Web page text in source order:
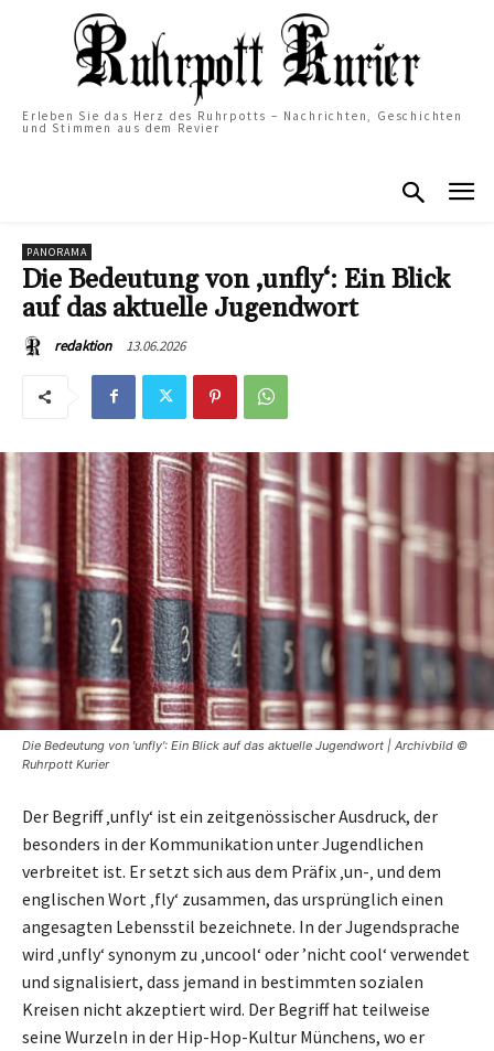
Erleben Sie das Herz des Ruhrpotts – Nachrichten, Geschichten
und Stimmen aus dem Revier
PANORAMA
Die Bedeutung von ‚unfly‘: Ein Blick
auf das aktuelle Jugendwort
redaktion 13.06.2026
Die Bedeutung von 'unfly': Ein Blick auf das aktuelle Jugendwort | Archivbild ©
Ruhrpott Kurier
Der Begriff ‚unfly‘ ist ein zeitgenössischer Ausdruck, der
besonders in der Kommunikation unter Jugendlichen
verbreitet ist. Er setzt sich aus dem Präfix ‚un-‚ und dem
englischen Wort ‚fly‘ zusammen, das ursprünglich einen
angesagten Lebensstil bezeichnete. In der Jugendsprache
wird ‚unfly‘ synonym zu ‚uncool‘ oder ’nicht cool‘ verwendet
und signalisiert, dass jemand in bestimmten sozialen
Kreisen nicht akzeptiert wird. Der Begriff hat teilweise
seine Wurzeln in der Hip-Hop-Kultur Münchens, wo er